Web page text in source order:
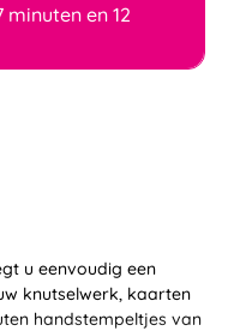
u eenvoudig een
knutselwerk, kaarten
handstempeltjes van
minuten en 12